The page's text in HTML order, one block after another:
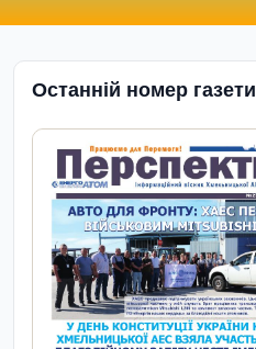
Останній номер газети